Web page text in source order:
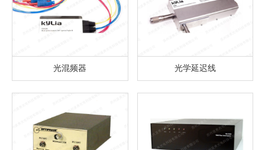
光混频器 光学延迟线